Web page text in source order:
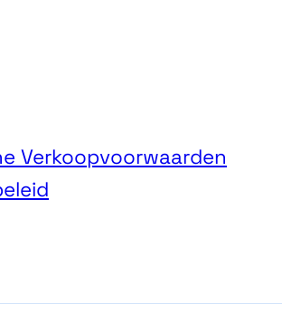
Verkoopvoorwaarden